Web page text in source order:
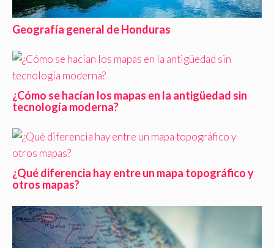
Geografía general de Honduras
¿Cómo se hacían los mapas en la antigüedad sin
tecnología moderna?
¿Qué diferencia hay entre un mapa topográfico y
otros mapas?